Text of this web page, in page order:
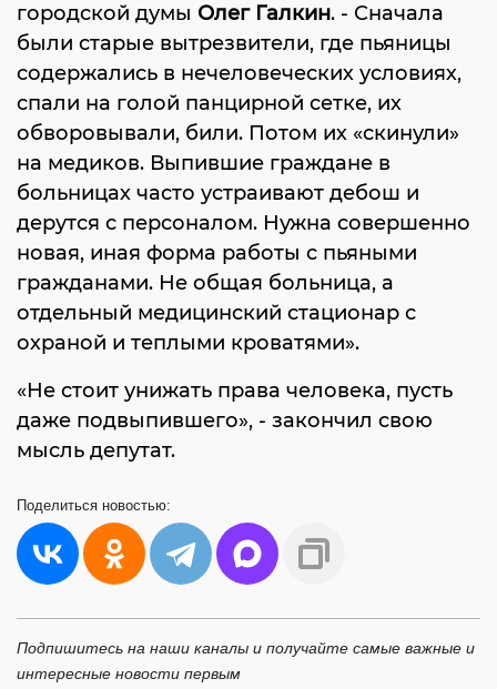
городской думы Олег Галкин. - Сначала
были старые вытрезвители, где пьяницы
содержались в нечеловеческих условиях,
спали на голой панцирной сетке, их
обворовывали, били. Потом их «скинули»
на медиков. Выпившие граждане в
больницах часто устраивают дебош и
дерутся с персоналом. Нужна совершенно
новая, иная форма работы с пьяными
гражданами. Не общая больница, а
отдельный медицинский стационар с
охраной и теплыми кроватями».
«Не стоит унижать права человека, пусть
даже подвыпившего», - закончил свою
мысль депутат.
Поделиться новостью:
Подпишитесь на наши каналы и получайте самые важные и
интересные новости первым